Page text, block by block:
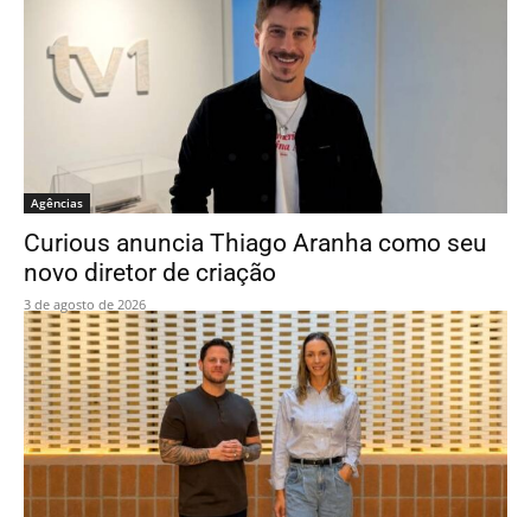
Agências
Curious anuncia Thiago Aranha como seu
novo diretor de criação
3 de agosto de 2026